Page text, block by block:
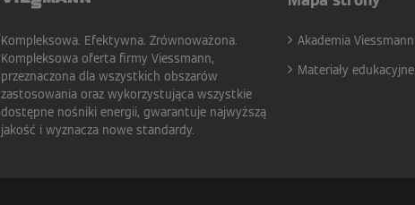
Kompleksowa. Efektywna. Zrównoważona.
Kompleksowa oferta firmy Viessmann,
przeznaczona dla wszystkich obszarów
zastosowania oraz wykorzystująca wszystkie
dostępne nośniki energii, gwarantuje najwyższą
jakość i wyznacza nowe standardy.
Akademia Viessmann
Materiały edukacyjne